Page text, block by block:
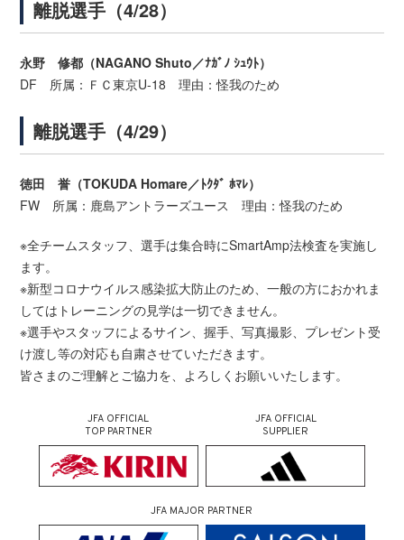
離脱選手（4/28）
永野 修都（NAGANO Shuto／ﾅｶﾞﾉ ｼｭｳﾄ）
DF 所属：ＦＣ東京U-18 理由：怪我のため
離脱選手（4/29）
徳田 誉（TOKUDA Homare／ﾄｸﾀﾞ ﾎﾏﾚ）
FW 所属：鹿島アントラーズユース 理由：怪我のため
※全チームスタッフ、選手は集合時にSmartAmp法検査を実施し
ます。
※新型コロナウイルス感染拡大防止のため、一般の方におかれま
してはトレーニングの見学は一切できません。
※選手やスタッフによるサイン、握手、写真撮影、プレゼント受
け渡し等の対応も自粛させていただきます。
皆さまのご理解とご協力を、よろしくお願いいたします。
JFA OFFICIAL
TOP PARTNER
JFA OFFICIAL
SUPPLIER
JFA MAJOR PARTNER